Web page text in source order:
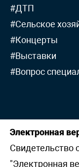
#ДТП
#Сельское
#Концерты
#Выставки
#Вопрос
Электронная
Свидетельство
"Электронная